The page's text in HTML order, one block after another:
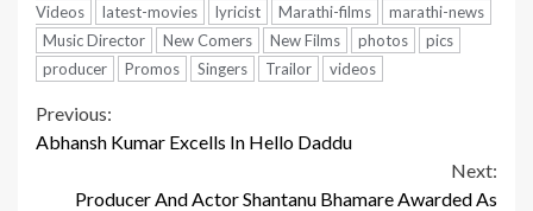
Videos
latest-movies lyricist Marathi-films
marathi-news
Music Director
New Comers New Films photos
pics
producer
Promos Singers Trailor videos
Continue
Previous:
Abhansh Kumar Excells In Hello Daddu
Next:
Producer And Actor Shantanu Bhamare Awarded As